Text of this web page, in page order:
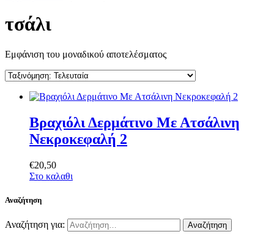
τσάλι
Εμφάνιση του μοναδικού αποτελέσματος
Βραχιόλι Δερμάτινο Με Ατσάλινη
Νεκροκεφαλή 2
€20,50
Στο καλαθι
Αναζήτηση
Αναζήτηση για: